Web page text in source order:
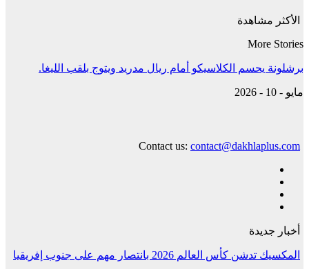
الأكثر مشاهدة
More Stories
برشلونة يحسم الكلاسيكو أمام ريال مدريد ويتوج بلقب الليغا.
مايو - 10 - 2026
Contact us: contact@dakhlaplus.com
أخبار جديدة
المكسيك تدشن كأس العالم 2026 بانتصار مهم على جنوب إفريقيا